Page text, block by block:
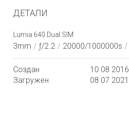
ДЕТАЛИ
Lumia 640 Dual SIM
3mm / ƒ/2.2 / 20000/1000000s /
Создан
10 08 2016
Загружен
08 07 2021